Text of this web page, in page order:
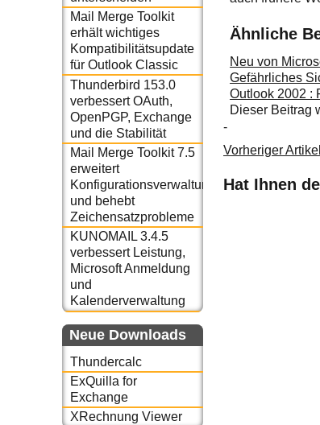
Mail Merge Toolkit
erhält wichtiges
Kompatibilitätsupdate
für Outlook Classic
Thunderbird 153.0
verbessert OAuth,
OpenPGP, Exchange
und die Stabilität
Mail Merge Toolkit 7.5
erweitert
Konfigurationsverwaltung
und behebt
Zeichensatzprobleme
KUNOMAIL 3.4.5
verbessert Leistung,
Microsoft Anmeldung
und
Kalenderverwaltung
Neue Downloads
Thundercalc
ExQuilla for
Exchange
XRechnung Viewer
Ähnliche
Neu von
Gefährliches
Outlook 2002 :
Dieser Beitrag
-
Vorheriger Artikel
Hat Ihnen